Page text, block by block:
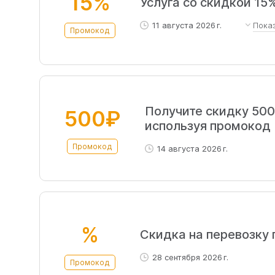
Промокод
11 августа 2026 г.
Промокод действителен
область, а также Москву
факторов, таких как
заказа, при этом всегда
500₽
Промокод
Получите скидку
используя промокод
14 августа 2026 г.
%
Промокод
Скидка на перевозку
28 сентября 2026 г.